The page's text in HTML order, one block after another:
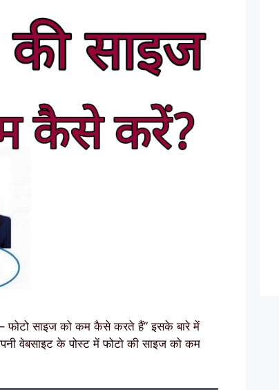
साइज को कम कैसे करते हैं” इसके बारे में
वेबसाइट के पोस्ट में फोटो की साइज को कम